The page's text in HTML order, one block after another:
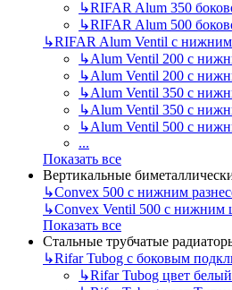
↳RIFAR Alum 350
↳RIFAR Alum 500
↳RIFAR Alum Ventil с
↳Alum Ventil 200 с
↳Alum Ventil 200 с
↳Alum Ventil 350 с
↳Alum Ventil 350 с
↳Alum Ventil 500 с
...
Показать все
Вертикальные
↳Convex 500 с нижним
↳Convex Ventil 500 с нижним
Показать все
Стальные трубчатые
↳Rifar Tubog с боковым
↳Rifar Tubog цвет